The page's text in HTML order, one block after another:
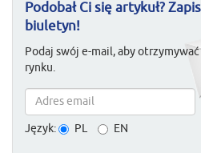
Podobał Ci się artykuł?
biuletyn!
Podaj swój e-mail, aby
rynku.
Język: PL EN